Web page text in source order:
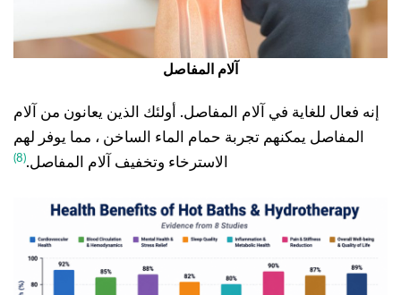
آلام المفاصل
إنه فعال للغاية في آلام المفاصل. أولئك الذين يعانون من آلام
المفاصل يمكنهم تجربة حمام الماء الساخن ، مما يوفر لهم
الاسترخاء وتخفيف آلام المفاصل.(8)